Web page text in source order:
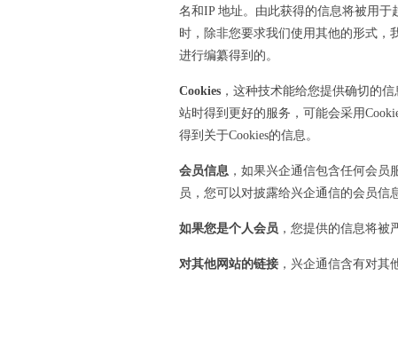
名和IP 地址。由此获得的信息将被用
时，除非您要求我们使用其他的形式，
进行编纂得到的。
Cookies ，这种技术能给您提供确切的
站时得到更好的服务，可能会采用
得到关于Cookies的信息。
会员信息 ，如果兴企通信包含任何会
员，您可以对披露给兴企通信的会员信
如果您是个人会员 ，您提供的信息将被
对其他网站的链接 ，兴企通信含有对其